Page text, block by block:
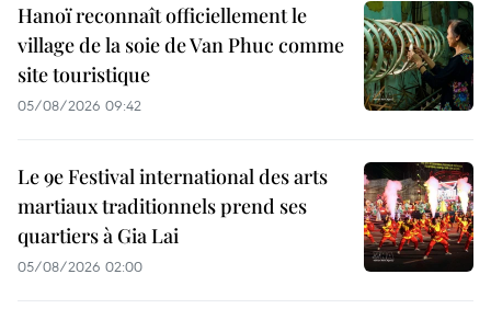
Hanoï reconnaît officiellement le
village de la soie de Van Phuc comme
site touristique
05/08/2026 09:42
Le 9e Festival international des arts
martiaux traditionnels prend ses
quartiers à Gia Lai
05/08/2026 02:00